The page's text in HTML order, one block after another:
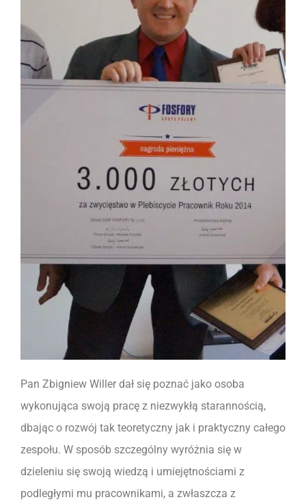
Pan Zbigniew Willer dał się poznać jako osoba
wykonująca swoją pracę z niezwykłą starannością,
dbając o rozwój tak teoretyczny jak i praktyczny całego
zespołu. W sposób szczególny wyróżnia się w
dzieleniu się swoją wiedzą i umiejętnościami z
podległymi mu pracownikami, a zwłaszcza z